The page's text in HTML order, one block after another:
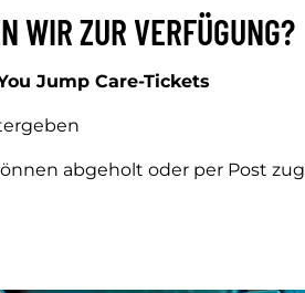
WIR ZUR VERFÜGUNG?
Jump Care-Tickets
abgeholt oder per Post